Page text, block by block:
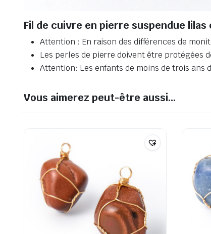
Fil de cuivre en pierre suspendue lilas
Attention : En raison des différences de
Les perles de pierre doivent être protégées
Attention: Les enfants de moins de trois
Vous aimerez peut-être aussi…